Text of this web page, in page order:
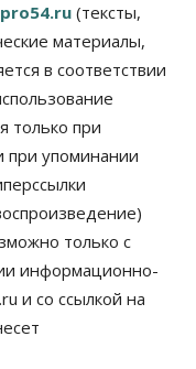
на
тонн
предлагают
(тексты,
материалы,
в соответствии
только при
при упоминании
только с
информационно-
и со ссылкой на